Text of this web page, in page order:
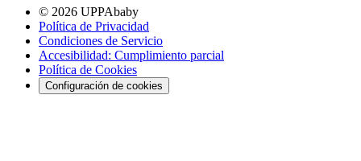
© 2026 UPPAbaby
Política de Privacidad
Condiciones de Servicio
Accesibilidad: Cumplimiento parcial
Política de Cookies
Configuración de cookies